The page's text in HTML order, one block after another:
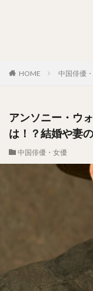
HOME 中国俳優
アンソニー・ウ
は！？結婚や妻
中国俳優・女優